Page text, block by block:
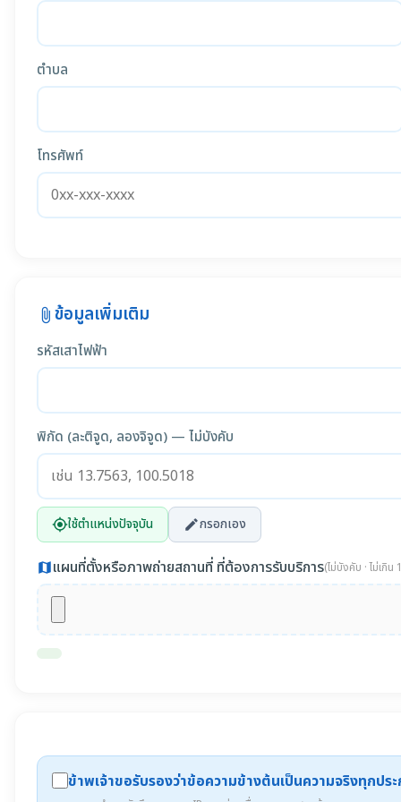
ตำบล
โทรศัพท์
attach_file ข้อมูลเพิ่มเติม
รหัสเสาไฟฟ้า
พิกัด (ละติจูด, ลองจิจูด) — ไม่บังคับ
my_locationใช้ตำแหน่งปัจจุบัน editกรอกเอง
mapแผนที่ตั้งหรือภาพถ่ายสถานที่ ที่ต้องการรับบริการ(ไม่บังคับ · ไม่เกิน
ข้าพเจ้าขอรับรองว่าข้อความข้างต้นเป็นความจริงทุกประ